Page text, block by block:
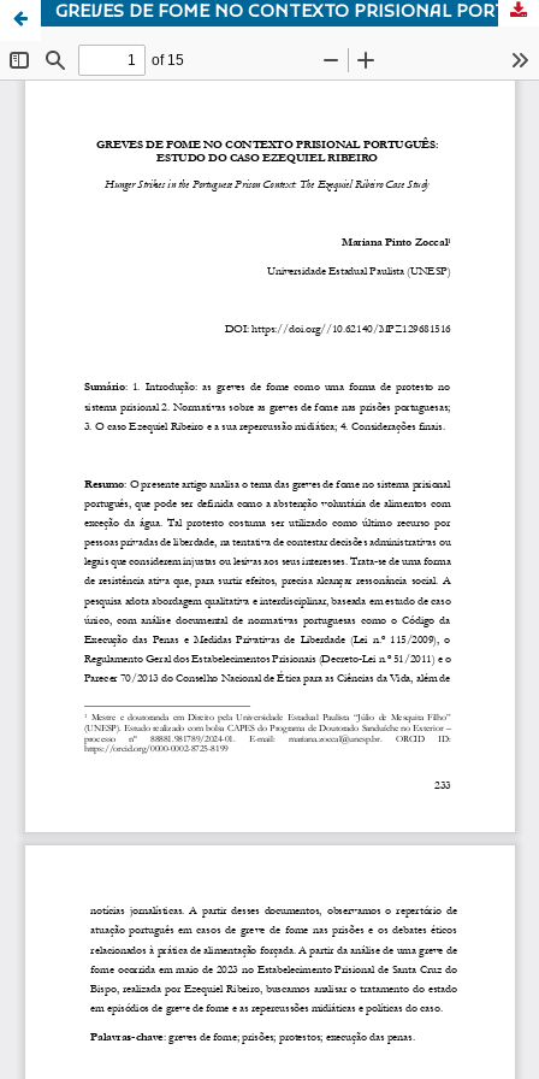
GREVES DE FOME NO CONTEXTO PRISIONAL PORTUGUÊS: ESTUDO DO CASO EZEQUIEL RIBEIRO